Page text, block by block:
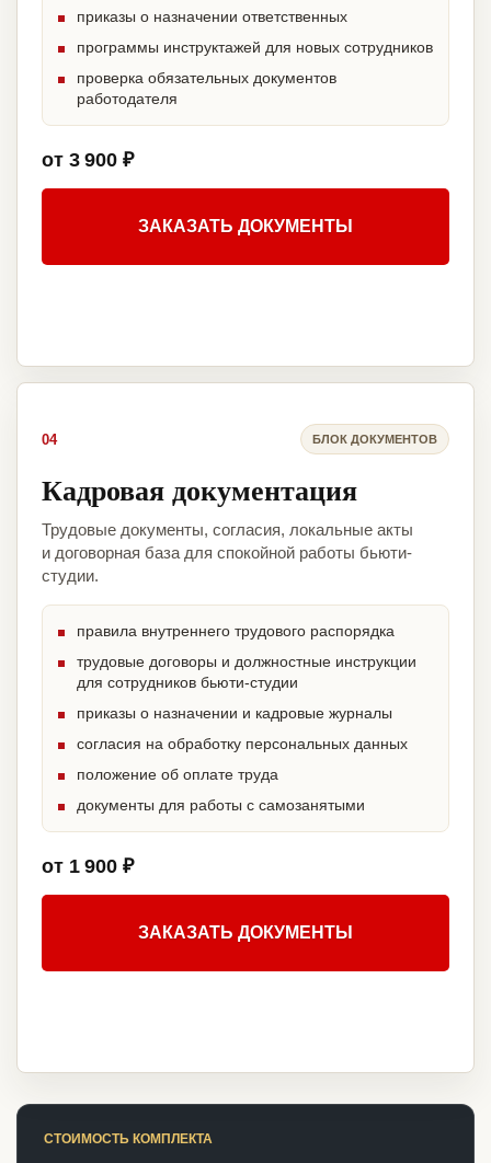
приказы о назначении ответственных
программы инструктажей для новых сотрудников
проверка обязательных документов
работодателя
от 3 900 ₽
ЗАКАЗАТЬ ДОКУМЕНТЫ
04 БЛОК ДОКУМЕНТОВ
Кадровая документация
Трудовые документы, согласия, локальные акты
и договорная база для спокойной работы бьюти-
студии.
правила внутреннего трудового распорядка
трудовые договоры и должностные инструкции
для сотрудников бьюти-студии
приказы о назначении и кадровые журналы
согласия на обработку персональных данных
положение об оплате труда
документы для работы с самозанятыми
от 1 900 ₽
ЗАКАЗАТЬ ДОКУМЕНТЫ
СТОИМОСТЬ КОМПЛЕКТА